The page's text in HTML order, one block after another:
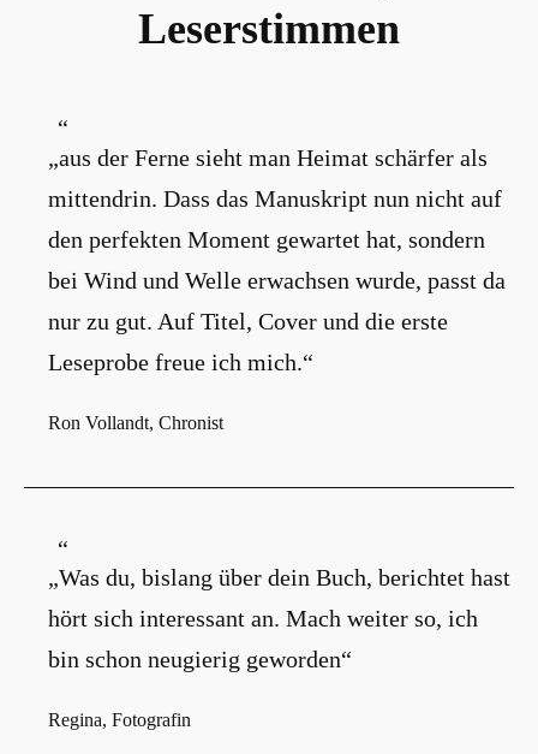
Leserstimmen
„aus der Ferne sieht man Heimat schärfer als
mittendrin. Dass das Manuskript nun nicht auf
den perfekten Moment gewartet hat, sondern
bei Wind und Welle erwachsen wurde, passt da
nur zu gut. Auf Titel, Cover und die erste
Leseprobe freue ich mich.“
Ron Vollandt, Chronist
„Was du, bislang über dein Buch, berichtet hast
hört sich interessant an. Mach weiter so, ich
bin schon neugierig geworden“
Regina, Fotografin